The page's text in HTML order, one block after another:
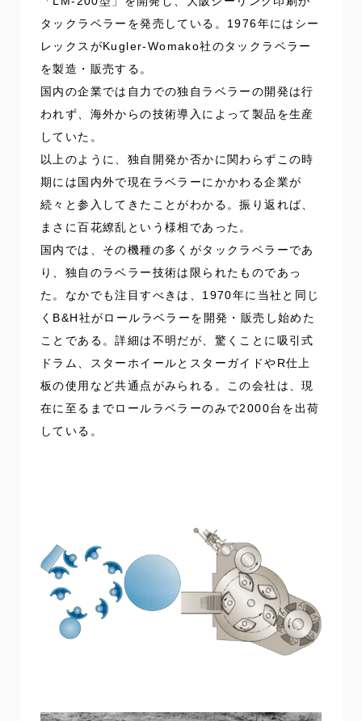
タックラベラーを発売している。1976年にはシー
レックスがKugler-Womako社のタックラベラー
を製造・販売する。
国内の企業では自力での独自ラベラーの開発は行
われず、海外からの技術導入によって製品を生産
していた。
以上のように、独自開発か否かに関わらずこの時
期には国内外で現在ラベラーにかかわる企業が
続々と参入してきたことがわかる。振り返れば、
まさに百花繚乱という様相であった。
国内では、その機種の多くがタックラベラーであ
り、独自のラベラー技術は限られたものであっ
た。なかでも注目すべきは、1970年に当社と同じ
くB&H社がロールラベラーを開発・販売し始めた
ことである。詳細は不明だが、驚くことに吸引式
ドラム、スターホイールとスターガイドやR仕上
板の使用など共通点がみられる。この会社は、現
在に至るまでロールラベラーのみで2000台を出荷
している。